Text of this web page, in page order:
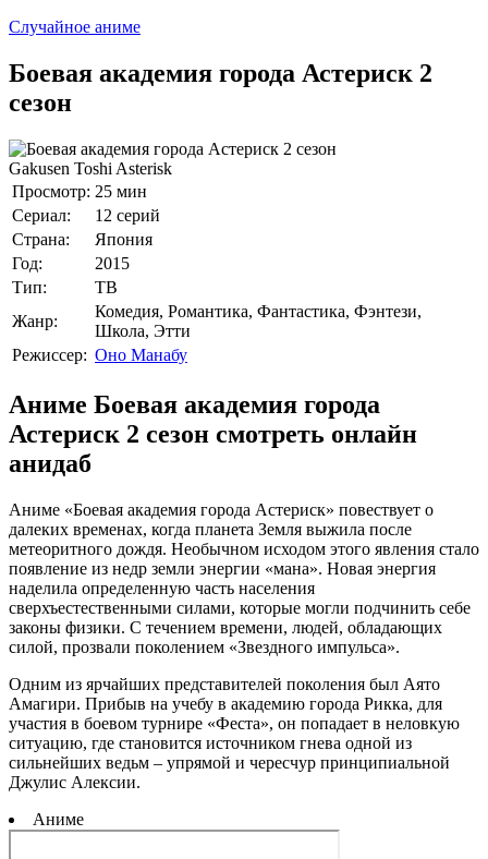
Случайное аниме
Боевая академия города Астериск 2
сезон
Gakusen Toshi Asterisk
Просмотр: 25 мин
Сериал:
12 серий
Страна:
Япония
Год:
2015
Тип:
ТВ
Жанр:
Комедия, Романтика, Фантастика, Фэнтези,
Школа, Этти
Режиссер: Оно Манабу
Аниме Боевая академия города
Астериск 2 сезон смотреть онлайн
анидаб
Аниме «Боевая академия города Астериск» повествует о
далеких временах, когда планета Земля выжила после
метеоритного дождя. Необычном исходом этого явления стало
появление из недр земли энергии «мана». Новая энергия
наделила определенную часть населения
сверхъестественными силами, которые могли подчинить себе
законы физики. С течением времени, людей, обладающих
силой, прозвали поколением «Звездного импульса».
Одним из ярчайших представителей поколения был Аято
Амагири. Прибыв на учебу в академию города Рикка, для
участия в боевом турнире «Феста», он попадает в неловкую
ситуацию, где становится источником гнева одной из
сильнейших ведьм – упрямой и чересчур принципиальной
Джулис Алексии.
Аниме